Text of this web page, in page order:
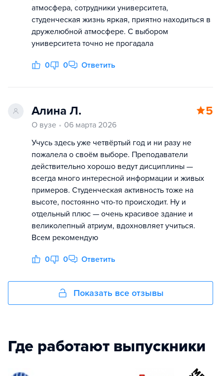
атмосфера, сотрудники университета,
студенческая жизнь яркая, приятно находиться в
дружелюбной атмосфере. С выбором
университета точно не прогадала
0 0 Ответить
Алина Л. 5
О вузе
06 марта 2026
Учусь здесь уже четвёртый год и ни разу не
пожалела о своём выборе. Преподаватели
действительно хорошо ведут дисциплины —
всегда много интересной информации и живых
примеров. Студенческая активность тоже на
высоте, постоянно что-то происходит. Ну и
отдельный плюс — очень красивое здание и
великолепный атриум, вдохновляет учиться.
Всем рекомендую
0 0 Ответить
Показать все отзывы
Где работают выпускники